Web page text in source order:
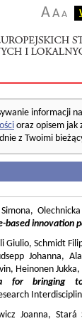
AA A
informacji
oraz opisem jak
z Twoimi
based innovation
Giulio, Schmidt
Johanna,
Heinonen
for bringing
Joanna, Stará